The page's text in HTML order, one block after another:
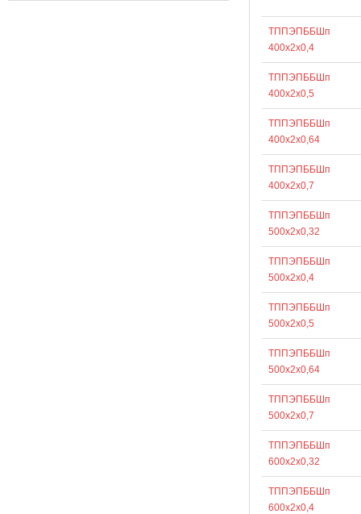
ТППЭПББШп
400х2х0,4
ТППЭПББШп
400х2х0,5
ТППЭПББШп
400х2х0,64
ТППЭПББШп
400х2х0,7
ТППЭПББШп
500х2х0,32
ТППЭПББШп
500х2х0,4
ТППЭПББШп
500х2х0,5
ТППЭПББШп
500х2х0,64
ТППЭПББШп
500х2х0,7
ТППЭПББШп
600х2х0,32
ТППЭПББШп
600х2х0,4